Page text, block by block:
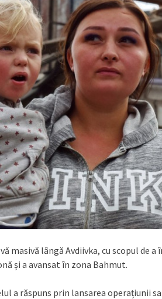
masivă lângă Avdiivka, cu scopul de a
și a avansat în zona Bahmut.
a răspuns prin lansarea operațiunii